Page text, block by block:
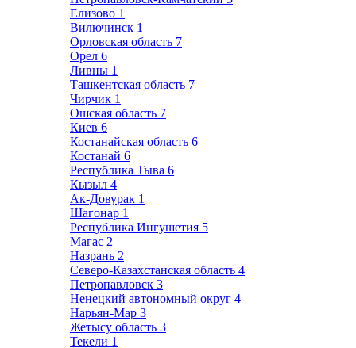
Елизово 1
Вилючинск 1
Орловская область 7
Орел 6
Ливны 1
Ташкентская область 7
Чирчик 1
Ошская область 7
Киев 6
Костанайская область 6
Костанай 6
Республика Тыва 6
Кызыл 4
Ак-Довурак 1
Шагонар 1
Республика Ингушетия 5
Магас 2
Назрань 2
Северо-Казахстанская область 4
Петропавловск 3
Ненецкий автономный округ 4
Нарьян-Мар 3
Жетысу область 3
Текели 1